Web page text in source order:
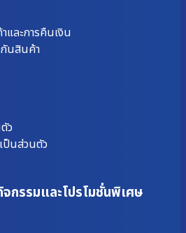
และการคืนเงิน
กันสินค้า
ว
ป็นส่วนตัว
กรรมและโปรโมชั่นพิเศษ